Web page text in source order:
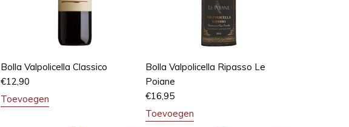
Bolla Valpolicella Classico
€12,90
Toevoegen
Bolla Valpolicella Ripasso Le
Poiane
€16,95
Toevoegen